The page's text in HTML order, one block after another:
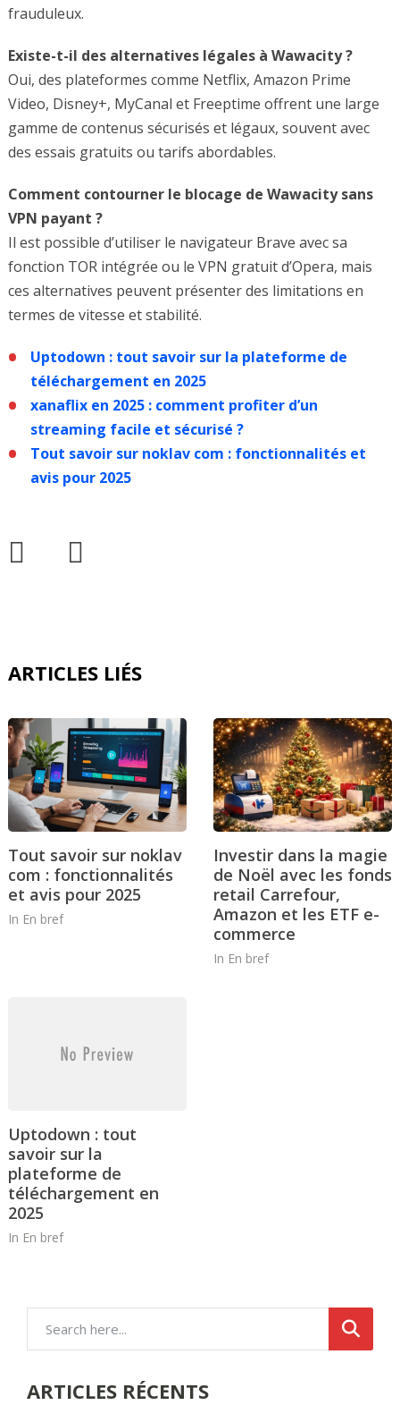
frauduleux.
Existe-t-il des alternatives légales à Wawacity ?
Oui, des plateformes comme Netflix, Amazon Prime
Video, Disney+, MyCanal et Freeptime offrent une large
gamme de contenus sécurisés et légaux, souvent avec
des essais gratuits ou tarifs abordables.
Comment contourner le blocage de Wawacity sans
VPN payant ?
Il est possible d’utiliser le navigateur Brave avec sa
fonction TOR intégrée ou le VPN gratuit d’Opera, mais
ces alternatives peuvent présenter des limitations en
termes de vitesse et stabilité.
Uptodown : tout savoir sur la plateforme de
téléchargement en 2025
xanaflix en 2025 : comment profiter d’un
streaming facile et sécurisé ?
Tout savoir sur noklav com : fonctionnalités et
avis pour 2025
ARTICLES LIÉS
Tout savoir sur noklav
com : fonctionnalités
et avis pour 2025
In En bref
Investir dans la magie
de Noël avec les fonds
retail Carrefour,
Amazon et les ETF e-
commerce
In En bref
Uptodown : tout
savoir sur la
plateforme de
téléchargement en
2025
In En bref
ARTICLES RÉCENTS